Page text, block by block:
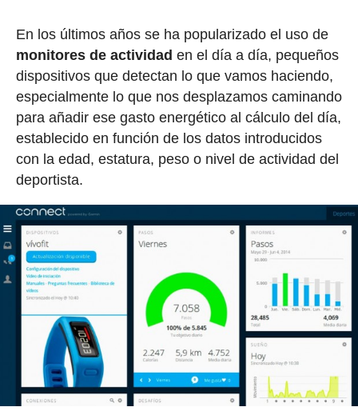
En los últimos años se ha popularizado el uso de
monitores de actividad en el día a día, pequeños
dispositivos que detectan lo que vamos haciendo,
especialmente lo que nos desplazamos caminando
para añadir ese gasto energético al cálculo del día,
establecido en función de los datos introducidos
con la edad, estatura, peso o nivel de actividad del
deportista.